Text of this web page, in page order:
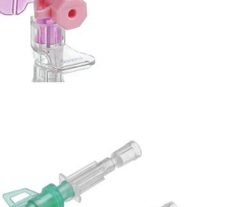
linia naczyniowa
dożylna, Vasofix Safety